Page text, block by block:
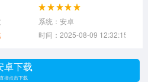
乐游戏 传奇游戏
拟游戏
系统：安卓
时间：2025-08-09 12:32:15
卓下载
直接点击下载